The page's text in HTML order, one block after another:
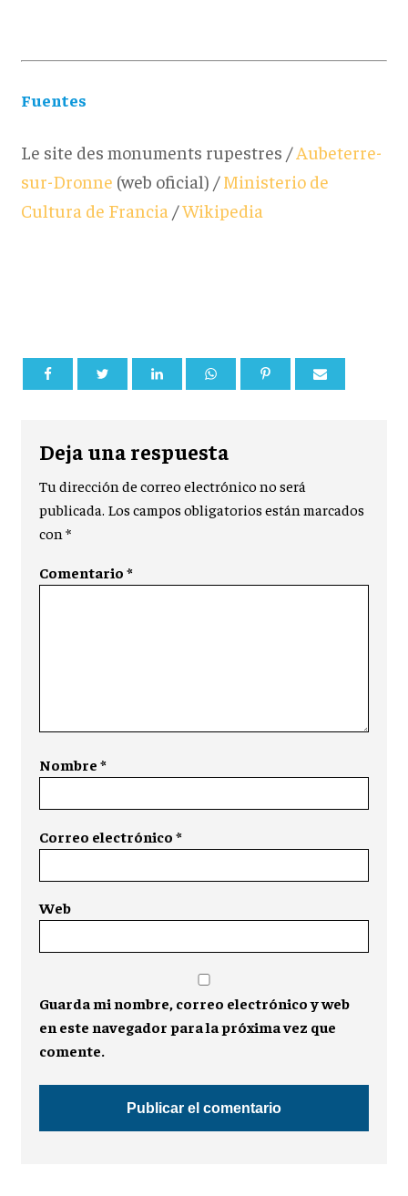
Fuentes
Le site des monuments rupestres /Aubeterre-
sur-Dronne (web oficial) /Ministerio de
Cultura de Francia /Wikipedia
Deja una respuesta
Tu dirección de correo electrónico no será
publicada. Los campos obligatorios están marcados
con*
Comentario*
Nombre*
Correo electrónico*
Web
Guarda mi nombre, correo electrónico y web
en este navegador para la próxima vez que
comente.